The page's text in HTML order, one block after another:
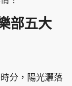
部五大
分，陽光灑落